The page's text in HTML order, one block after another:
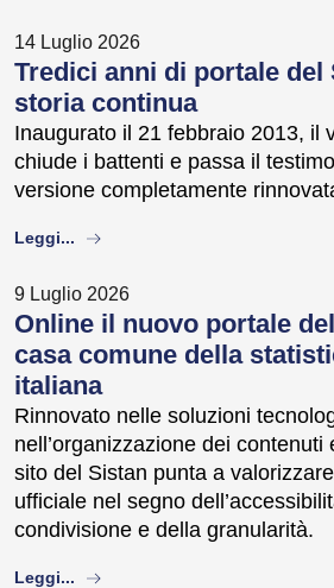
14 Luglio 2026
Tredici anni di portale del
storia continua
Inaugurato il 21 febbraio 2013, il
chiude i battenti e passa il
versione completamente
Leggi... about
9 Luglio 2026
Online il nuovo portale
casa comune della
italiana
Rinnovato nelle soluzioni
nell’organizzazione dei contenuti
sito del Sistan punta a
ufficiale nel segno
condivisione e della granularità.
Leggi... about